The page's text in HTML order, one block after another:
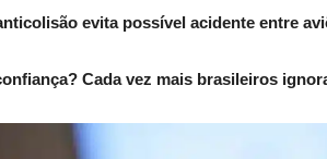
evita possível acidente entre
Cada vez mais brasileiros